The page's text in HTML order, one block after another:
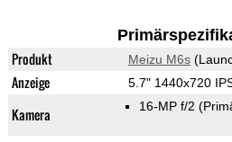
Produkt Meizu M6s
Anzeige 5.7" 1440x720
Kamera 16-MP f/2